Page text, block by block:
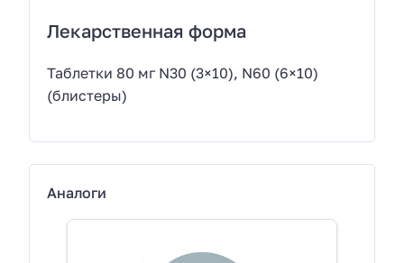
Лекарственная форма
Таблетки 80 мг N30 (3×10), N60 (6×10)
(блистеры)
Аналоги